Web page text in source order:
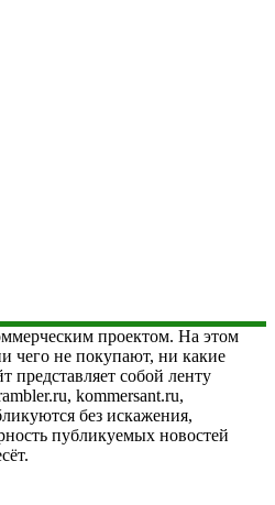
проектом. На этом
чего не покупают, ни какие
представляет собой ленту
kommersant.ru,
без искажения,
публикуемых новостей